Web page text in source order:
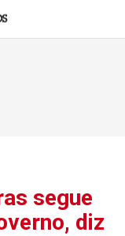
segue
diz